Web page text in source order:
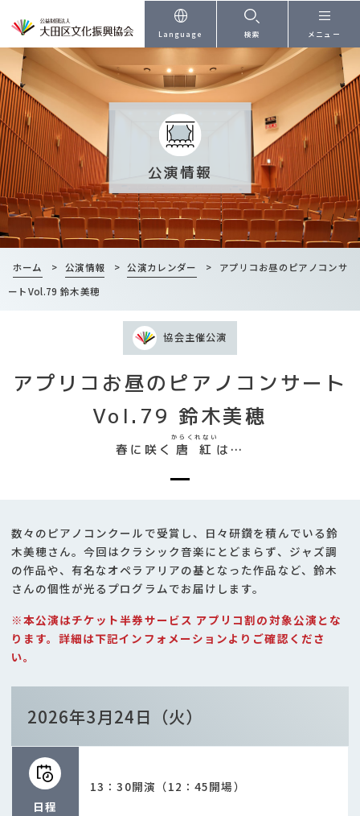
本文へ
Language 検索 メニュー
公演情報
ホーム > 公演情報 > 公演カレンダー >
アプリコお昼のピアノコンサ
ートVol.79 鈴木美穂
協会主催公演
アプリコお昼のピアノコンサート
Vol.79 鈴木美穂
春に咲く 唐紅
からくれない
は…
数々のピアノコンクールで受賞し、日々研鑽を積んでいる鈴
木美穂さん。今回はクラシック音楽にとどまらず、ジャズ調
の作品や、有名なオペラアリアの基となった作品など、鈴木
さんの個性が光るプログラムでお届けします。
※本公演はチケット半券サービス アプリコ割の対象公演とな
ります。詳細は下記インフォメーションよりご確認くださ
い。
2026年3月24日（火）
日程
13：30開演（12：45開場）